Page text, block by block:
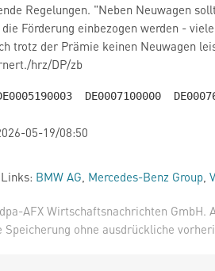
Regelungen. "Neben Neuwagen
Förderung einbezogen werden -
trotz der Prämie keinen Neuwagen
hrz/DP/zb
05-19/08:50
BMW AG, Mercedes-Benz Group,
AFX Wirtschaftsnachrichten
Speicherung ohne ausdrückliche